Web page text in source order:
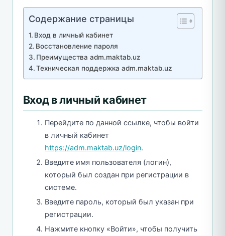
Содержание страницы
Вход в личный кабинет
Восстановление пароля
Преимущества adm.maktab.uz
Техническая поддержка adm.maktab.uz
Вход в личный кабинет
Перейдите по данной ссылке, чтобы войти
в личный кабинет
https://adm.maktab.uz/login.
Введите имя пользователя (логин),
который был создан при регистрации в
системе.
Введите пароль, который был указан при
регистрации.
Нажмите кнопку «Войти», чтобы получить